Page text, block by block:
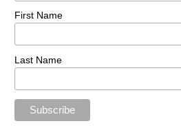
First Name
Last Name